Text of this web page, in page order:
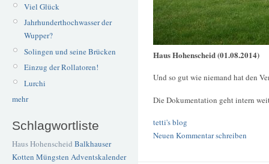
Viel Glück
Jahrhunderthochwasser der
Wupper?
Solingen und seine Brücken
Einzug der Rollatoren!
Lurchi
mehr
Schlagwortliste
Haus Hohenscheid Balkhauser
Kotten Müngsten Adventskalender
Haus Hohenscheid (01.08.2014)
Und so gut wie niemand hat den
Die Dokumentation geht intern
tetti's blog
Neuen Kommentar schreiben